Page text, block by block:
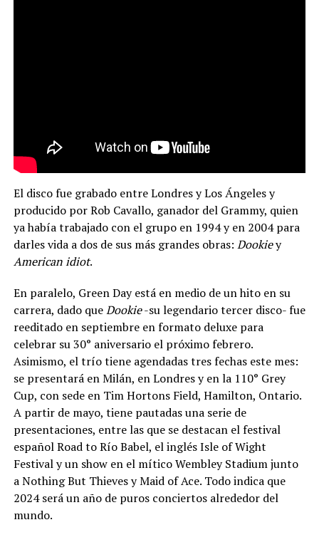
El disco fue grabado entre Londres y Los Ángeles y
producido por Rob Cavallo, ganador del Grammy, quien
ya había trabajado con el grupo en 1994 y en 2004 para
darles vida a dos de sus más grandes obras: Dookiey
American idiot.
En paralelo, Green Day está en medio de un hito en su
carrera, dado queDookie-su legendario tercer disco- fue
reeditado en septiembre en formato deluxe para
celebrar su 30° aniversario el próximo febrero.
Asimismo, el trío tiene agendadas tres fechas este mes:
se presentará en Milán, en Londres y en la 110° Grey
Cup, con sede en Tim Hortons Field, Hamilton, Ontario.
A partir de mayo, tiene pautadas una serie de
presentaciones, entre las que se destacan el festival
español Road to Río Babel, el inglés Isle of Wight
Festival y un show en el mítico Wembley Stadium junto
a Nothing But Thieves y Maid of Ace. Todo indica que
2024 será un año de puros conciertos alrededor del
mundo.